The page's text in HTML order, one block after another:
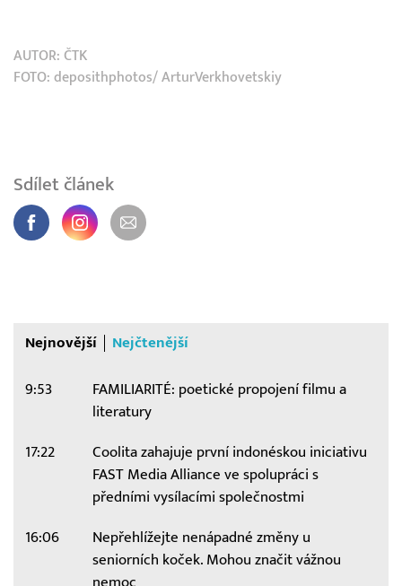
AUTOR: ČTK
FOTO: deposithphotos/ ArturVerkhovetskiy
Sdílet článek
Nejnovější Nejčtenější
9:53
FAMILIARITÉ: poetické propojení filmu a
literatury
17:22
Coolita zahajuje první indonéskou iniciativu
FAST Media Alliance ve spolupráci s
předními vysílacími společnostmi
16:06
Nepřehlížejte nenápadné změny u
seniorních koček. Mohou značit vážnou
nemoc